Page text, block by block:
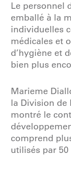
Le personnel
emballé à la
individuelles
médicales et
d’hygiène et
bien plus
Marieme
la Division de
montré le
comprend
utilisés par 50